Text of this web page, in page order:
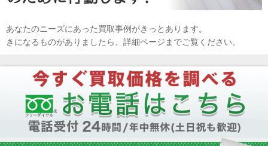
あなたのニーズにあった買取事例がきっとあります。
きになるものがありましたら、詳細ページまでご覧ください。